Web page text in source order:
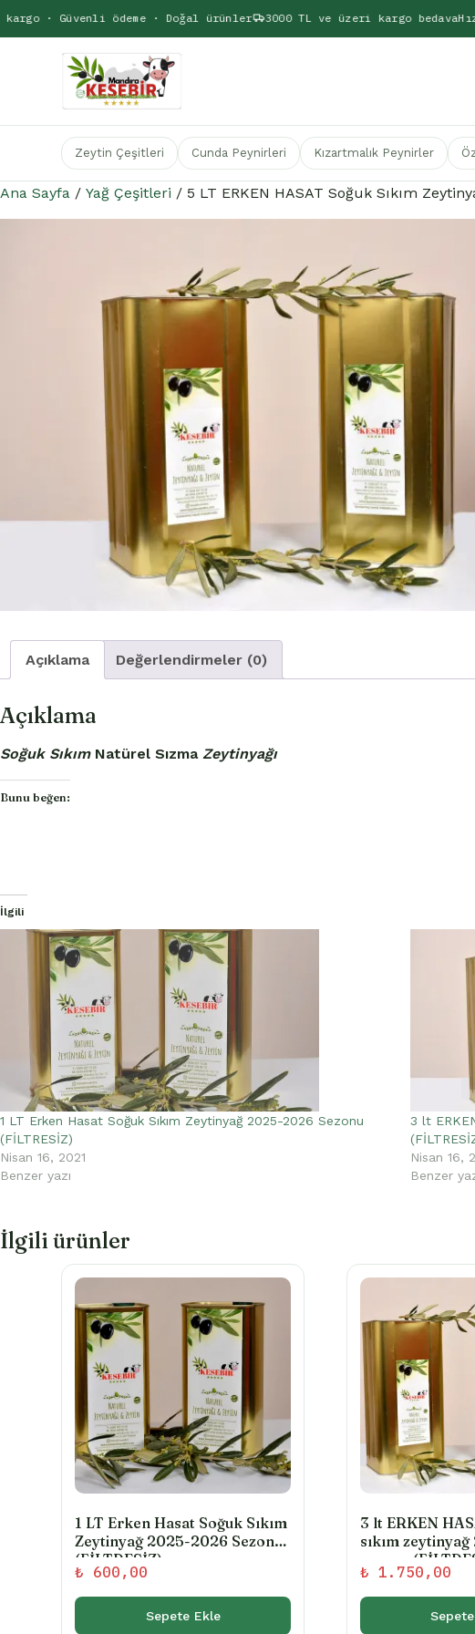
· Güvenli ödeme · Doğal ürünler 3000 TL ve üzeri kargo bedava
Zeytin Çeşitleri Cunda Peynirleri Kızartmalık Peynirler
Ana Sayfa / Yağ Çeşitleri / 5 LT ERKEN HASAT Soğuk Sıkım
Açıklama Değerlendirmeler (0)
Açıklama
Soğuk SıkımNatürel Sızma Zeytinyağı
Bunu beğen:
İlgili
1 LT Erken Hasat Soğuk Sıkım Zeytinyağ 2025-2026 Sezonu
(FİLTRESİZ)
Nisan 16, 2021
Benzer yazı
3 lt
Nisan 16,
Benzer
İlgili ürünler
1 LT Erken Hasat Soğuk Sıkım
Zeytinyağ 2025-2026 Sezonu
(FİLTRESİZ)
₺ 600,00
Sepete Ekle
3 lt ERKEN
sıkım
sezonu
₺ 1.750,00